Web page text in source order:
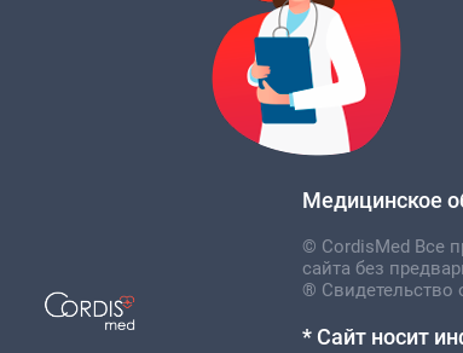
Медицинское
© CordisMed Все
сайта без
® Свидетельство
* Сайт носит